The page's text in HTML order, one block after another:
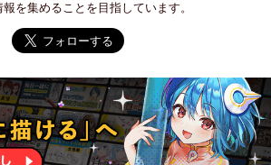
を集めることを目指しています。